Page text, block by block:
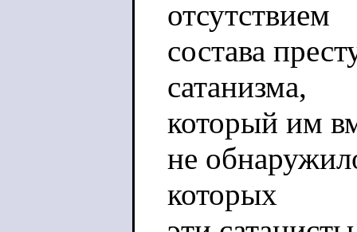
отсутствием
состава
сатанизма,
который им
не
которых